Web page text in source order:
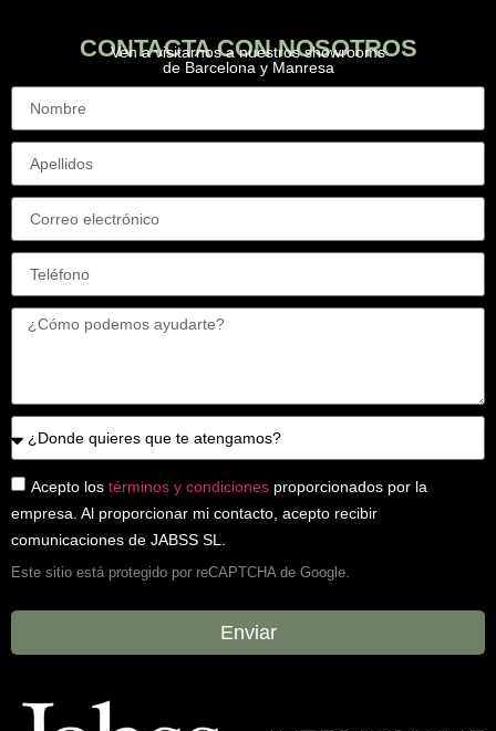
CONTACTA CON NOSOTROS
Ven a visitarnos a nuestros showrooms
de Barcelona y Manresa
Acepto los términos y condiciones proporcionados por la
empresa. Al proporcionar mi contacto, acepto recibir
comunicaciones de JABSS SL.
Este sitio está protegido por reCAPTCHA de Google.
Enviar